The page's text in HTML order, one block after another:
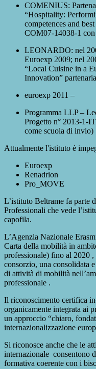
COMENIUS:
“Hospitality:
competences and
COM07-14038-1 con
LEONARDO: nel
Euroexp 2009; nel
“Local Cuisine in a
Innovation”
euroexp 2011 –
Programma LLP –
Progetto n° 2013-1-
come scuola di invio)
Attualmente l'istituto è
Euroexp
Renadrion
Pro_MOVE
L’istituto Beltrame fa parte
Professionali che vede
capofila.
L’Agenzia Nazionale
Carta della mobilità in
professionale) fino al 2020
consorzio, una consolidata
di attività di mobilità
professionale .
Il riconoscimento certifica
organicamente integrata ai
un approccio “chiaro,
internazionalizzazione
Si riconosce anche che le
internazionale consentono
formativa coerente con i